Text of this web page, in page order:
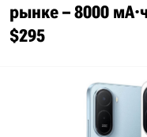
рынке – 8000
$295